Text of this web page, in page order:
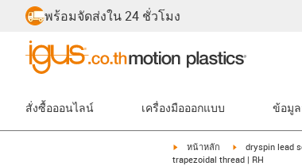
พร้อมจัดส่งใน 24 ชั่วโมง
สั่งซื้อออนไลน์ เครื่องมือออกแบบ ข้อมู
igus-icon-arrow-right
หน้าหลัก igus-icon-
dryspin lead
trapezoidal thread | RH